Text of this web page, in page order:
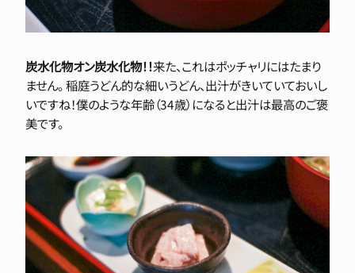
炭水化物オン炭水化物！！来た、これはポッチャリにはたまり
ません。 稲庭うどん的な細いうどん、出汁がきいていておいし
いですね！僕のような年齢（34歳）になると出汁は最高のご褒
美です。